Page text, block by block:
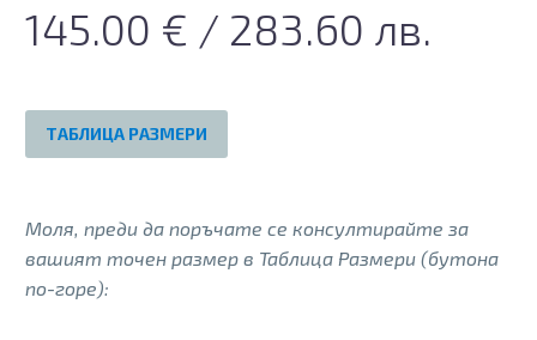
145.00 € / 283.60 лв.
ТАБЛИЦА РАЗМЕРИ
Моля, преди да поръчате се консултирайте за
вашият точен размер в Таблица Размери (бутона
по-горе):